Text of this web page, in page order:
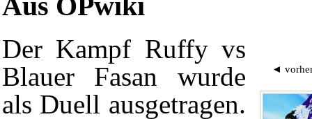
◄
Der Kampf Ruffy vs
Blauer Fasan wurde
als Duell ausgetragen.